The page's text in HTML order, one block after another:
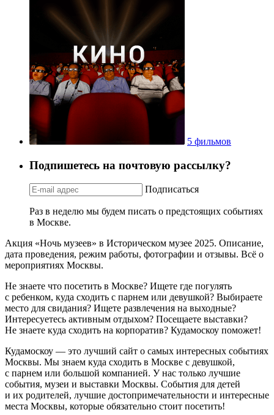
5 фильмов
Подпишетесь на почтовую рассылку?
Подписаться
Раз в неделю мы будем писать о предстоящих событиях
в Москве.
Акция «Ночь музеев» в Историческом музее 2025. Описание,
дата проведения, режим работы, фотографии и отзывы. Всё о
мероприятиях Москвы.
Не знаете что посетить в Москве? Ищете где погулять
с ребенком, куда сходить с парнем или девушкой? Выбираете
место для свидания? Ищете развлечения на выходные?
Интересуетесь активным отдыхом? Посещаете выставки?
Не знаете куда сходить на корпоратив? Кудамоскоу поможет!
Кудамоскоу — это лучший сайт о самых интересных событиях
Москвы. Мы знаем куда сходить в Москве с девушкой,
с парнем или большой компанией. У нас только лучшие
события, музеи и выставки Москвы. События для детей
и их родителей, лучшие достопримечательности и интересные
места Москвы, которые обязательно стоит посетить!